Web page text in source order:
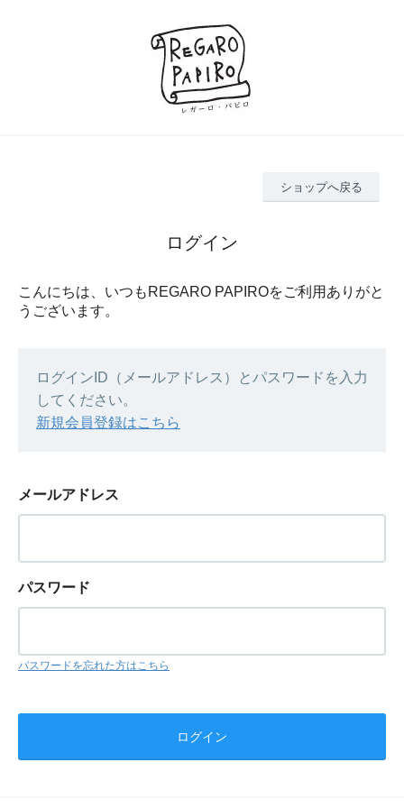
ショップへ戻る
ログイン
こんにちは、いつもREGARO PAPIROをご利用ありがと
うございます。
ログインID（メールアドレス）とパスワードを入力
してください。
新規会員登録はこちら
メールアドレス
パスワード
パスワードを忘れた方はこちら